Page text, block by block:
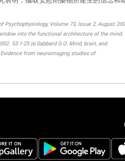
Volume 73, Issue 2, August
into the functional architecture of the mind.
53:1-25 [4]Gabbard G.O. Mind, brain, and
from neuroimaging studies of